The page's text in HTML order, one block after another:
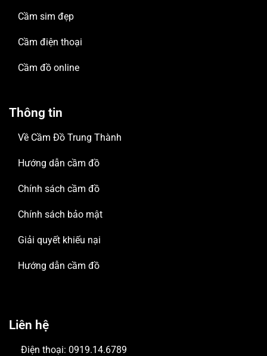
Cầm sim đẹp
Cầm điện thoại
Cầm đồ online
Thông tin
Về Cầm Đồ Trung Thành
Hướng dẫn cầm đồ
Chính sách cầm đồ
Chính sách bảo mật
Giải quyết khiếu nại
Hướng dẫn cầm đồ
Liên hệ
Điện thoại: 0919.14.6789